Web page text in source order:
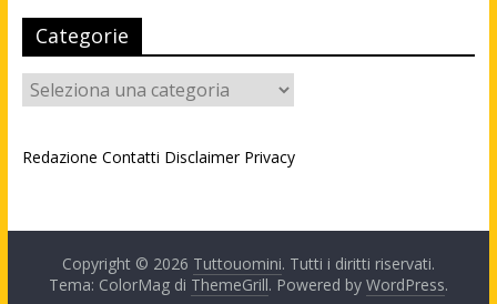
Categorie
Categorie
Redazione Contatti Disclaimer Privacy
Copyright © 2026 Tuttouomini. Tutti i diritti riservati.
Tema: ColorMag di ThemeGrill. Powered by WordPress.